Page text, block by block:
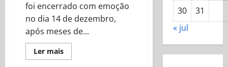
foi encerrado com emoção
no dia 14 de dezembro,
após meses de...
Ler maisRead
more
30
31
« jul